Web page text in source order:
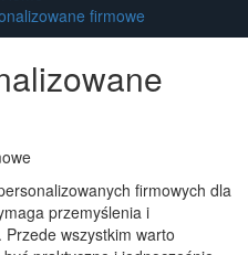
firmowe
firmowych dla
przemyślenia i
wszystkim warto